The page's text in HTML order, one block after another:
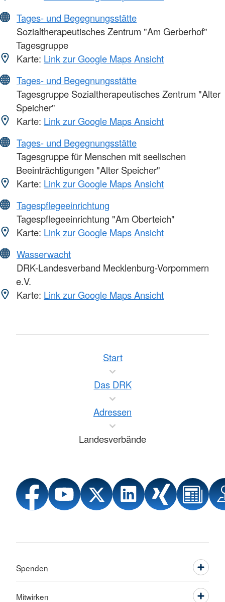
Tages- und Begegnungsstätte
Sozialtherapeutisches Zentrum "Am Gerberhof"
Tagesgruppe
Karte: Link zur Google Maps Ansicht
Tages- und Begegnungsstätte
Tagesgruppe Sozialtherapeutisches Zentrum "Alter
Speicher"
Karte: Link zur Google Maps Ansicht
Tages- und Begegnungsstätte
Tagesgruppe für Menschen mit seelischen
Beeinträchtigungen "Alter Speicher"
Karte: Link zur Google Maps Ansicht
Tagespflegeeinrichtung
Tagespflegeeinrichtung "Am Oberteich"
Karte: Link zur Google Maps Ansicht
Wasserwacht
DRK-Landesverband Mecklenburg-Vorpommern
e.V.
Karte: Link zur Google Maps Ansicht
Start
Das DRK
Adressen
Landesverbände
Spenden
Mitwirken